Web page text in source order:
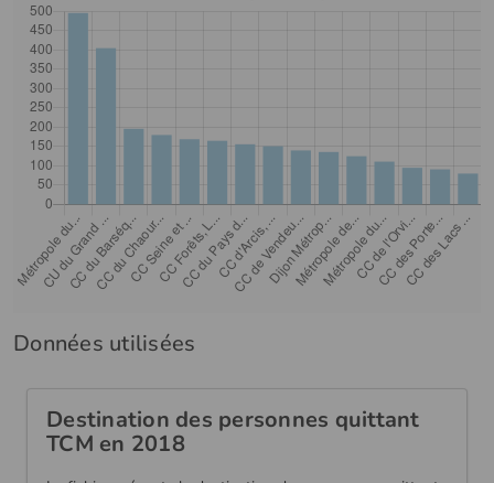
Données utilisées
Destination des personnes quittant
TCM en 2018